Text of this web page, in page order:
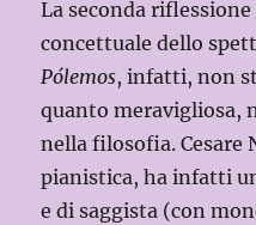
La seconda
concettuale dello
Pólemos, infatti, non
quanto meravigliosa,
nella filosofia. Cesare
pianistica, ha infatti
e di saggista (con